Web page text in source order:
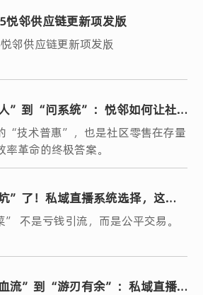
悦邻供应链更新项发版
邻供应链更新项发版
”到“问系统”：悦邻如何让社
人、货、场”真正数字化？
“技术普惠”，也是社区零售在存量
率革命的终极答案。
”了！私域直播系统选择，这三
则”你必须懂
” 不是亏钱引流，而是公平交易。
流”到“游刃有余”：私域直播